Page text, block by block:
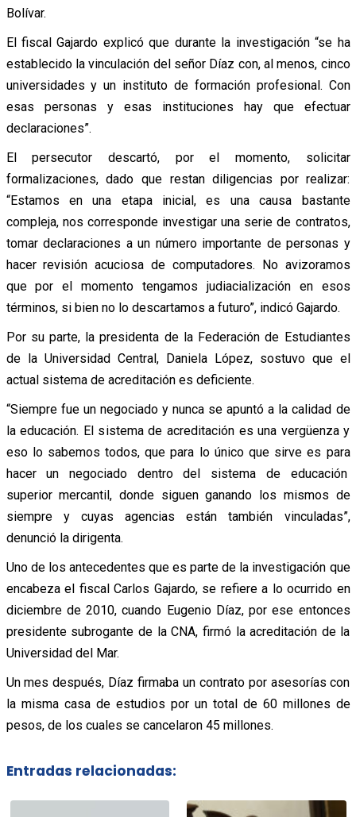
Bolívar.
El fiscal Gajardo explicó que durante la investigación “se ha
establecido la vinculación del señor Díaz con, al menos, cinco
universidades y un instituto de formación profesional. Con
esas personas y esas instituciones hay que efectuar
declaraciones”.
El persecutor descartó, por el momento, solicitar
formalizaciones, dado que restan diligencias por realizar:
“Estamos en una etapa inicial, es una causa bastante
compleja, nos corresponde investigar una serie de contratos,
tomar declaraciones a un número importante de personas y
hacer revisión acuciosa de computadores. No avizoramos
que por el momento tengamos judiacialización en esos
términos, si bien no lo descartamos a futuro”, indicó Gajardo.
Por su parte, la presidenta de la Federación de Estudiantes
de la Universidad Central, Daniela López, sostuvo que el
actual sistema de acreditación es deficiente.
“Siempre fue un negociado y nunca se apuntó a la calidad de
la educación. El sistema de acreditación es una vergüenza y
eso lo sabemos todos, que para lo único que sirve es para
hacer un negociado dentro del sistema de educación
superior mercantil, donde siguen ganando los mismos de
siempre y cuyas agencias están también vinculadas”,
denunció la dirigenta.
Uno de los antecedentes que es parte de la investigación que
encabeza el fiscal Carlos Gajardo, se refiere a lo ocurrido en
diciembre de 2010, cuando Eugenio Díaz, por ese entonces
presidente subrogante de la CNA, firmó la acreditación de la
Universidad del Mar.
Un mes después, Díaz firmaba un contrato por asesorías con
la misma casa de estudios por un total de 60 millones de
pesos, de los cuales se cancelaron 45 millones.
Entradas relacionadas: